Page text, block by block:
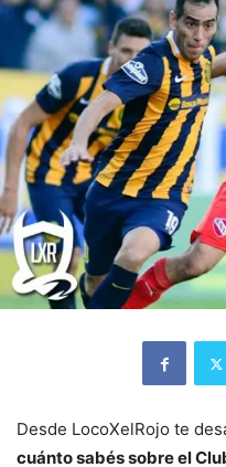
Desde LocoXelRojo te
cuánto sabés sobre el